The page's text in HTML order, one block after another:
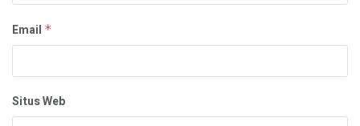
Email *
Situs Web